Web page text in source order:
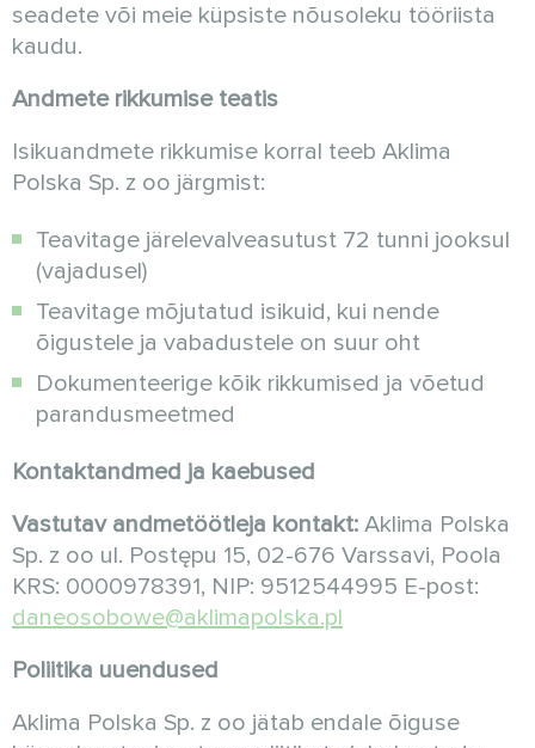
seadete või meie küpsiste nõusoleku tööriista
kaudu.
Andmete rikkumise teatis
Isikuandmete rikkumise korral teeb Aklima
Polska Sp. z oo järgmist:
Teavitage järelevalveasutust 72 tunni jooksul
(vajadusel)
Teavitage mõjutatud isikuid, kui nende
õigustele ja vabadustele on suur oht
Dokumenteerige kõik rikkumised ja võetud
parandusmeetmed
Kontaktandmed ja kaebused
Vastutav andmetöötleja kontakt: Aklima Polska
Sp. z oo ul. Postępu 15, 02-676 Varssavi, Poola
KRS: 0000978391, NIP: 9512544995 E-post:
daneosobowe@aklimapolska.pl
Poliitika uuendused
Aklima Polska Sp. z oo jätab endale õiguse